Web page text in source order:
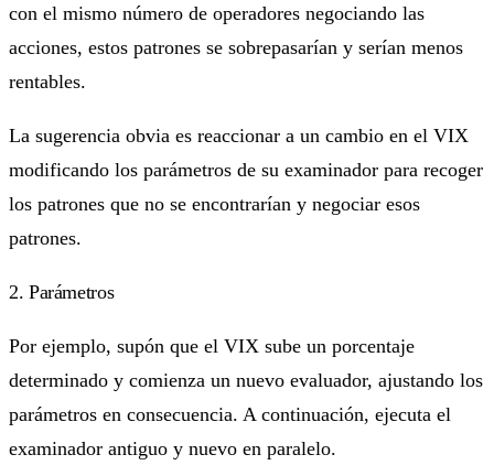
con el mismo número de operadores negociando las
acciones, estos patrones se sobrepasarían y serían menos
rentables.
La sugerencia obvia es reaccionar a un cambio en el VIX
modificando los parámetros de su examinador para recoger
los patrones que no se encontrarían y negociar esos
patrones.
2. Parámetros
Por ejemplo, supón que el VIX sube un porcentaje
determinado y comienza un nuevo evaluador, ajustando los
parámetros en consecuencia. A continuación, ejecuta el
examinador antiguo y nuevo en paralelo.